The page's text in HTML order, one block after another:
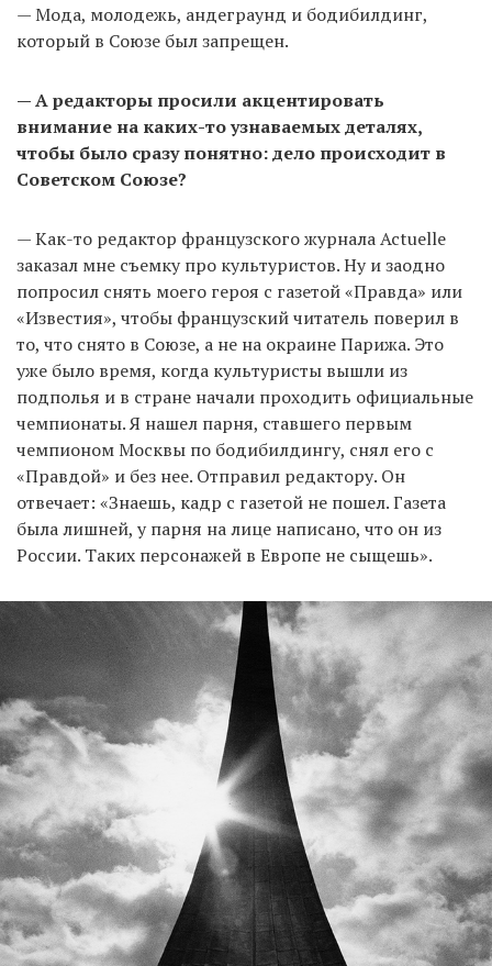
— Мода, молодежь, андеграунд и бодибилдинг,
который в Союзе был запрещен.
— А редакторы просили акцентировать
внимание на каких-то узнаваемых деталях,
чтобы было сразу понятно: дело происходит в
Советском Союзе?
— Как-то редактор французского журнала Actuelle
заказал мне съемку про культуристов. Ну и заодно
попросил снять моего героя с газетой «Правда» или
«Известия», чтобы французский читатель поверил в
то, что снято в Союзе, а не на окраине Парижа. Это
уже было время, когда культуристы вышли из
подполья и в стране начали проходить официальные
чемпионаты. Я нашел парня, ставшего первым
чемпионом Москвы по бодибилдингу, снял его с
«Правдой» и без нее. Отправил редактору. Он
отвечает: «Знаешь, кадр с газетой не пошел. Газета
была лишней, у парня на лице написано, что он из
России. Таких персонажей в Европе не сыщешь».